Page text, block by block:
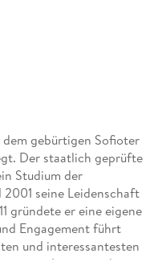
dem gebürtigen Sofioter
Der staatlich geprüfte
Studium der
seine Leidenschaft
gründete er eine eigene
Engagement führt
und interessantesten
seinen Lesern und